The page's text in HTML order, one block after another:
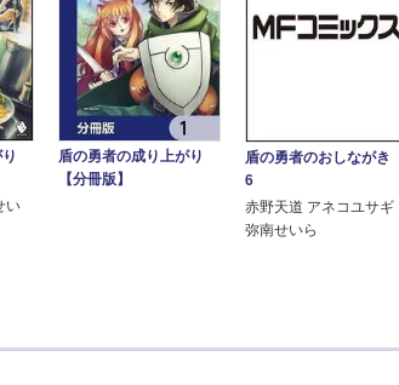
り
い
盾の勇者の成り上がり
【分冊版】
盾の勇者のおしながき
6
赤野天道 アネコユサギ
弥南せいら